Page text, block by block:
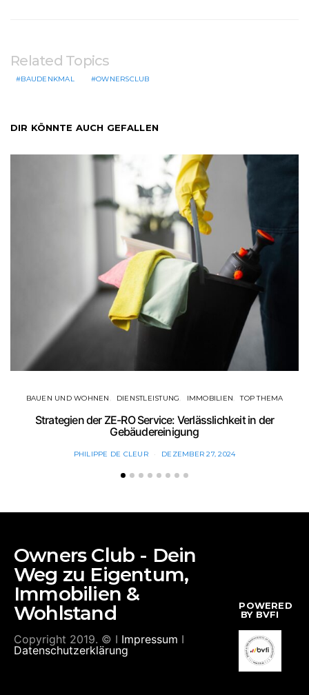
Related Topics
BAUDENKMAL OWNERSCLUB
DIR KÖNNTE AUCH GEFALLEN
BAUEN UND WOHNEN DIENSTLEISTUNG IMMOBILIEN TOP THEMA
Strategien der ZE-RO Service: Verlässlichkeit in der
Gebäudereinigung
PHILIPPE DE CLEUR DEZEMBER 27, 2024
Owners Club - Dein
Weg zu Eigentum,
Immobilien &
Wohlstand
Copyright 2019. © I Impressum I
Datenschutzerklärung
POWERED
BY BVFI